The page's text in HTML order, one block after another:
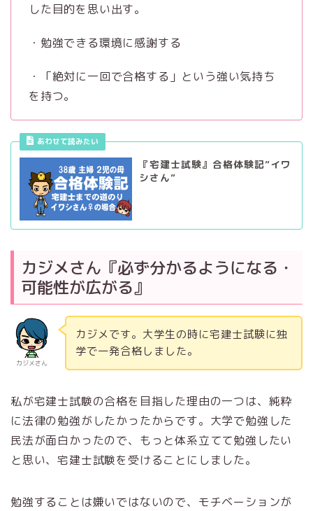
した目的を思い出す。
・勉強できる環境に感謝する
・「絶対に一回で合格する」という強い気持ち
を持つ。
あわせて読みたい
『宅建士試験』合格体験記”イワ
シさん”
カジメさん『必ず分かるようになる・
可能性が広がる』
カジメさん
カジメです。大学生の時に宅建士試験に独
学で一発合格しました。
私が宅建士試験の合格を目指した理由の一つは、純粋
に法律の勉強がしたかったからです。大学で勉強した
民法が面白かったので、もっと体系立てて勉強したい
と思い、宅建士試験を受けることにしました。
勉強することは嫌いではないので、モチベーションが